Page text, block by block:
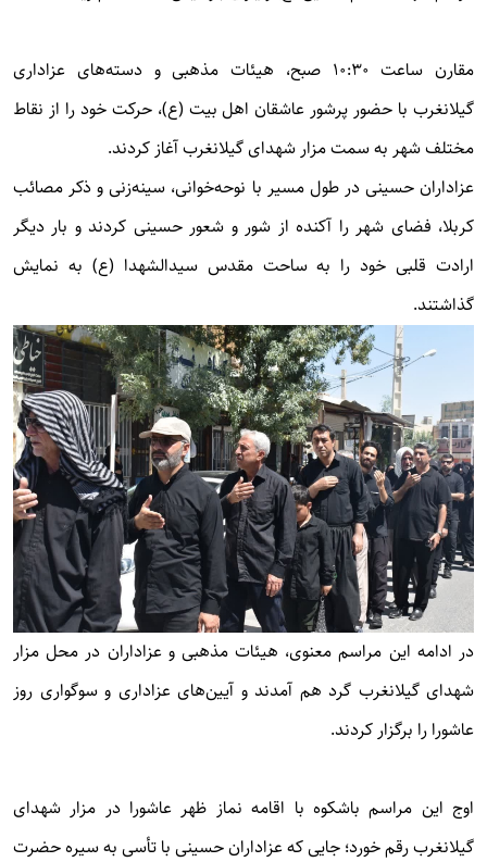
مقارن ساعت ۱۰:۳۰ صبح، هیئات مذهبی و دسته‌های عزاداری
گیلانغرب با حضور پرشور عاشقان اهل بیت (ع)، حرکت خود را از نقاط
مختلف شهر به سمت مزار شهدای گیلانغرب آغاز کردند.
عزاداران حسینی در طول مسیر با نوحه‌خوانی، سینه‌زنی و ذکر مصائب
کربلا، فضای شهر را آکنده از شور و شعور حسینی کردند و بار دیگر
ارادت قلبی خود را به ساحت مقدس سیدالشهدا (ع) به نمایش
گذاشتند.
در ادامه این مراسم معنوی، هیئات مذهبی و عزاداران در محل مزار
شهدای گیلانغرب گرد هم آمدند و آیین‌های عزاداری و سوگواری روز
عاشورا را برگزار کردند.
اوج این مراسم باشکوه با اقامه نماز ظهر عاشورا در مزار شهدای
گیلانغرب رقم خورد؛ جایی که عزاداران حسینی با تأسی به سیره حضرت